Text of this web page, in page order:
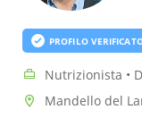
PROFILO
Nutrizionista •
Mandello del